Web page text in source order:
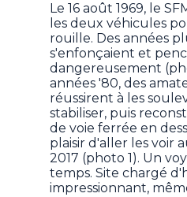
Le 16 août 1969, le
les deux véhicules
rouille. Des années
s'enfonçaient et
dangereusement
années '80, des
réussirent à les
stabiliser, puis
de voie ferrée en
plaisir d'aller les voir
2017 (photo 1). Un
temps. Site chargé
impressionnant,